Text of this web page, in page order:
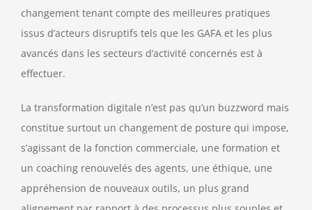
changement tenant compte des meilleures pratiques
issus d’acteurs disruptifs tels que les GAFA et les plus
avancés dans les secteurs d’activité concernés est à
effectuer.
La transformation digitale n’est pas qu’un buzzword mais
constitue surtout un changement de posture qui impose,
s’agissant de la fonction commerciale, une formation et
un coaching renouvelés des agents, une éthique, une
appréhension de nouveaux outils, un plus grand